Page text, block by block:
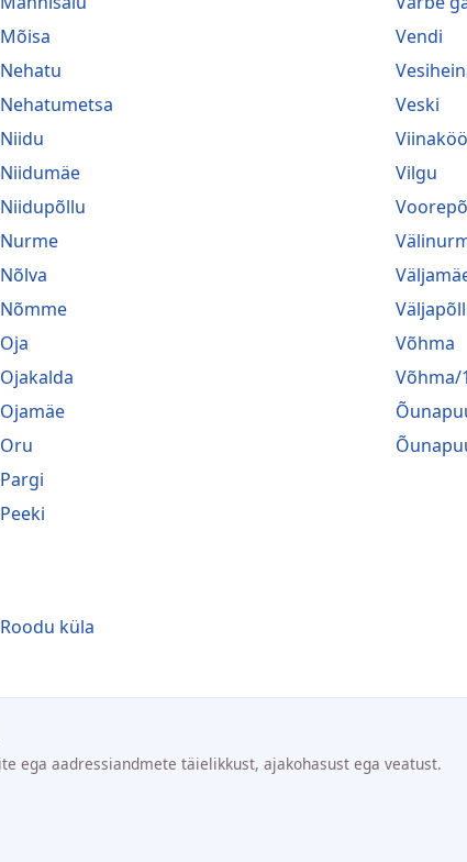
Mõisa
Nehatu
Nehatumetsa
Niidu
Niidumäe
Niidupõllu
Nurme
Nõlva
Nõmme
Oja
Ojakalda
Ojamäe
Oru
Pargi
Peeki
Vendi
Veski
Vilgu
Võhma
Võhma/1
Roodu küla
ega aadressiandmete täielikkust, ajakohasust ega veatust.